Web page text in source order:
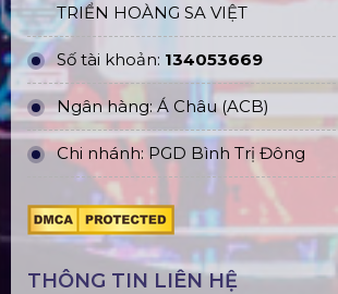
TRIỂN HOÀNG SA VIỆT
Số tài khoản: 134053669
Ngân hàng: Á Châu (ACB)
Chi nhánh: PGD Bình Trị Đông
THÔNG TIN LIÊN HỆ